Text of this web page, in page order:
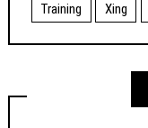
Training
Xing